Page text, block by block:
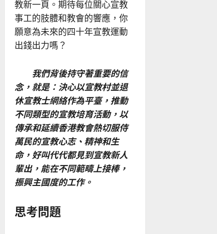
教新一頁。期待每位關心宣教
事工的肢體和教會的響應，你
願意為未來的四十年宣教運動
出錢出力嗎？
我們背後持守著重要的信
念，就是：決心以宣教村並退
休宣教士網絡作為平臺，推動
不同類型的宣教培育活動，以
傳承和延續香港教會熱切服侍
萬民的宣教心志、精神和生
命，好叫代代都見到宣教新人
輩出，能在不同範疇上接棒，
振興主國度的工作。
思考問題